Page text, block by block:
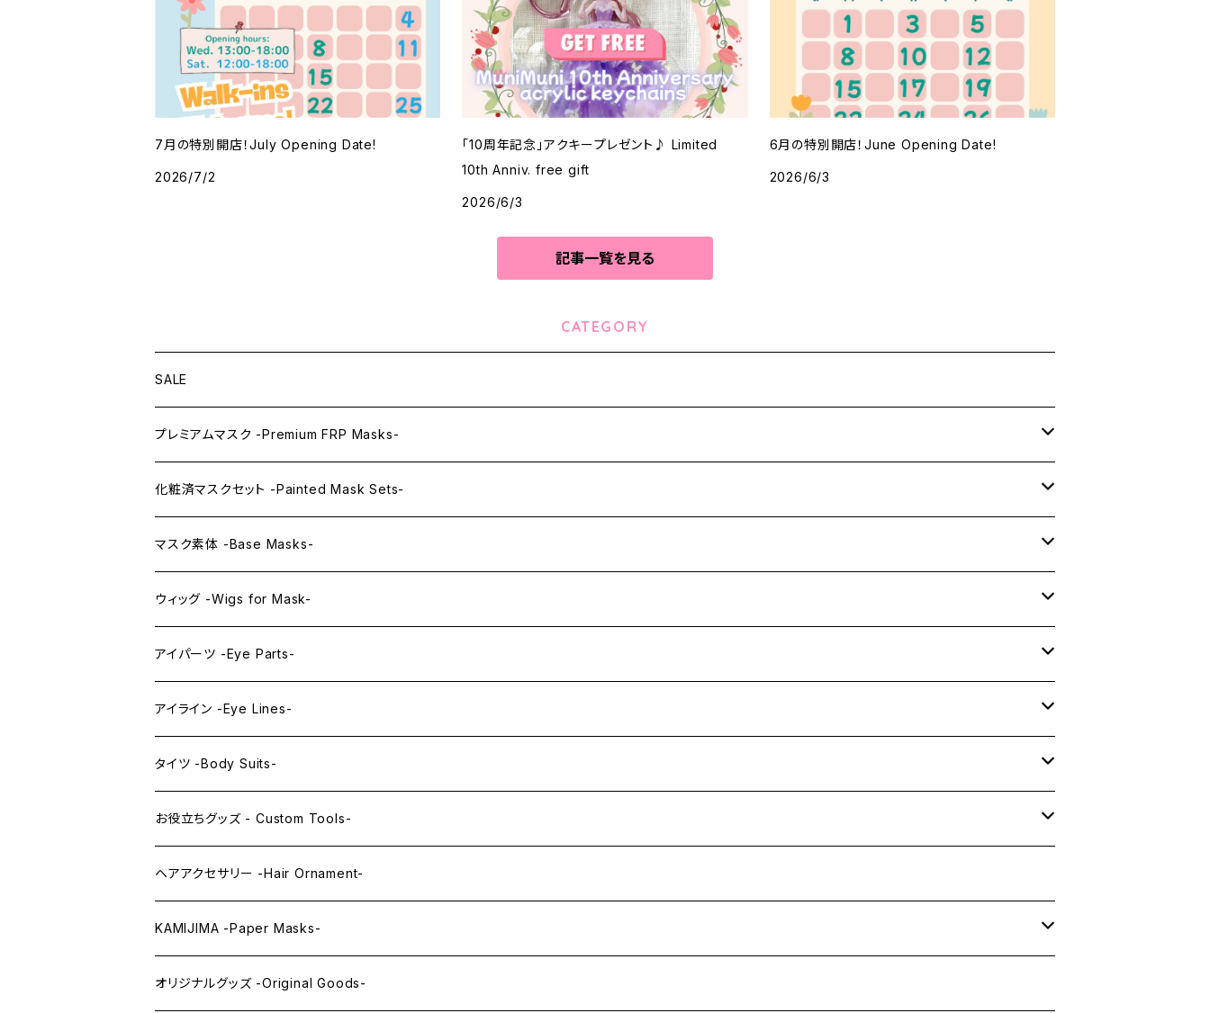
7月の特別開店！July Opening Date!
2026/7/2
「10周年記念」アクキープレゼント♪ Limited
10th Anniv. free gift
2026/6/3
6月の特別開店！June Opening Date!
2026/6/3
記事一覧を見る
CATEGORY
SALE
プレミアムマスク -Premium FRP Masks-
KAWAII PREMIUM Mask & Wig Sets
プレミアムマスク素体-Premium base masks-
プレミアムウィッグ -Premium Wigs-
プレミアムレンズアイ -Premium Lens eye-
化粧済マスクセット -Painted Mask Sets-
KAWAII EX series
KAWAII series
IDOL series
PRINCESS series
KAWAII Little series
マスク素体 -Base Masks-
アニメマスク -Anime Masks-
ドールマスク -Doll Masks-
ウィッグ -Wigs for Mask-
ロング -Long-
ミドル -Middle-
アイパーツ -Eye Parts-
レンズアイ -Lens Eyes-
レンズアイ
レンズアイEX
クリスタルアイ -Crystal Eyes-
アイライン -Eye Lines-
アイラインステッカー -Eye Line Stickers-
まゆ毛 -Eyebrows-
まつ毛 -Eyelash-
タイツ -Body Suits-
全身タイツ -Full Body Suits-
上半身タイツ -Upper Body Suits-
お役立ちグッズ - Custom Tools-
カスタム用品 -Custom Tools-
ウィッグメンテナンス -Wig Maintenance-
ヘアアクセサリー -Hair Ornament-
KAMIJIMA -Paper Masks-
ペーパーマスク -Paper Masks-
オリジナルグッズ -Original Goods-